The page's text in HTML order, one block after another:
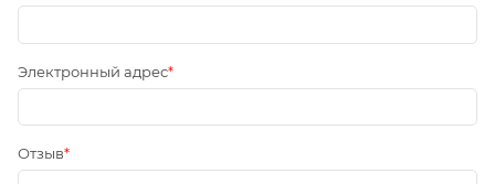
Электронный адрес
Отзыв